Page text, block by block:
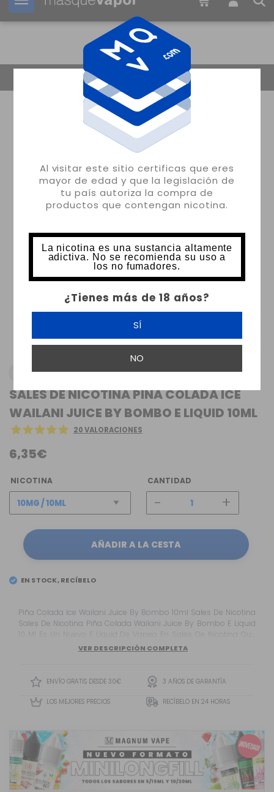
Al visitar este sitio certificas que eres
mayor de edad y que la legislación de
tu país autoriza la compra de
productos que contengan nicotina.
La nicotina es una sustancia altamente
adictiva. No se recomienda su uso a
los no fumadores.
¿Tienes más de 18 años?
SÍ
NO
Tu pedido puede ser enviado en 08m: 05s
BOMBO
SALES DE NICOTINA PIÑA COLADA ICE
WAILANI JUICE BY BOMBO E LIQUID 10ML
20 VALORACIONES
6,35€
NICOTINA CANTIDAD
- +
AÑADIR A LA CESTA
EN STOCK, RECÍBELO
Piña Colada Ice Wailani Juice By Bombo 10ml Sales De Nicotina
Sales De Nicotina Piña Colada Wailani Juice By Bombo E Liquid
10 Ml Es Un Nuevo E Líquid De Vapeo En Sales De Nicotina Que
Nos Presentan En Colaboración La Marca Bombo Y Wailani Juice,
VER DESCRIPCIÓN COMPLETA
ENVÍO GRATIS DESDE 30€ 3 AÑOS DE GARANTÍA
LOS MEJORES PRECIOS RECÍBELO EN 24 HORAS